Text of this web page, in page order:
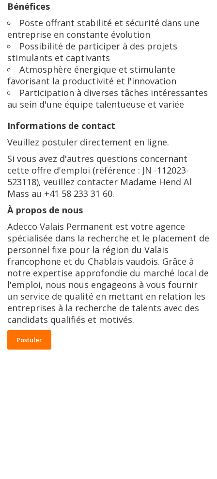
Bénéfices
Poste offrant stabilité et sécurité dans une
entreprise en constante évolution
Possibilité de participer à des projets
stimulants et captivants
Atmosphère énergique et stimulante
favorisant la productivité et l'innovation
Participation à diverses tâches intéressantes
au sein d'une équipe talentueuse et variée
Informations de contact
Veuillez postuler directement en ligne.
Si vous avez d'autres questions concernant
cette offre d'emploi (référence : JN -112023-
523118), veuillez contacter Madame Hend Al
Mass au +41 58 233 31 60.
À propos de nous
Adecco Valais Permanent est votre agence
spécialisée dans la recherche et le placement de
personnel fixe pour la région du Valais
francophone et du Chablais vaudois. Grâce à
notre expertise approfondie du marché local de
l'emploi, nous nous engageons à vous fournir
un service de qualité en mettant en relation les
entreprises à la recherche de talents avec des
candidats qualifiés et motivés.
Postuler